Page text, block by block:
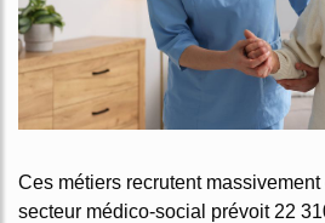
Ces métiers recrutent
secteur médico-social prévoit 22